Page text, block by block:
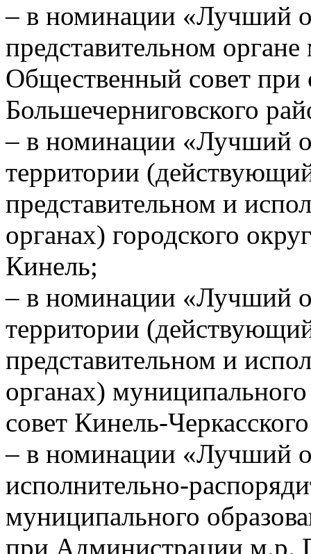
– в номинации «Лучший
представительном
Общественный совет при
Большечерниговского
– в номинации «Лучший
территории
представительном и
органах) городского
Кинель;
– в номинации «Лучший
территории
представительном и
органах)
совет Кинель-
– в номинации «Лучший
исполнительно-
муниципального
при Администрации м.р.